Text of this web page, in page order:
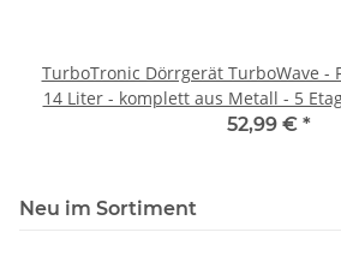
TurboTronic Dörrgerät TurboWave -
14 Liter - komplett aus Metall - 5
Fleisch, Pilze und co
52,99 € *
Neu im Sortiment